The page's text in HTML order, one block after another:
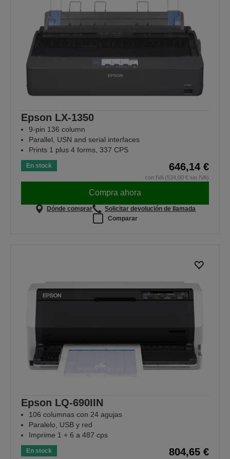
Epson LX-1350
9-pin 136 column
Parallel, USN and serial interfaces
Prints 1 plus 4 forms, 337 CPS
En stock 646,14 €
con IVA (534,00 € sin IVA)
Compra ahora
Dónde comprar
Solicitar devolución de llamada
Comparar
Epson LQ-690IIN
106 columnas con 24 agujas
Paralelo, USB y red
Imprime 1 + 6 a 487 cps
En stock 804,65 €